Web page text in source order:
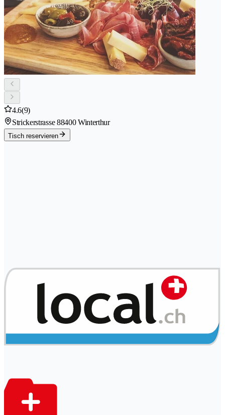
4.6(9)
Strickerstrasse 88400 Winterthur
Tisch reservieren